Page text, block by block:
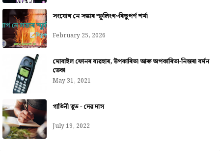
সংযোগ নে সত্তাৰ স্ফুলিংগ~ৰিতুপৰ্ণ শৰ্মা
February 25, 2026
মোবাইল ফোনৰ ব্যৱহাৰ, উপকাৰিতা আৰু অপকাৰিতা-নিজৰা বৰ্মন
ডেকা
May 31, 2021
গাভিনী ভূত - দেৱ দাস
July 19, 2022